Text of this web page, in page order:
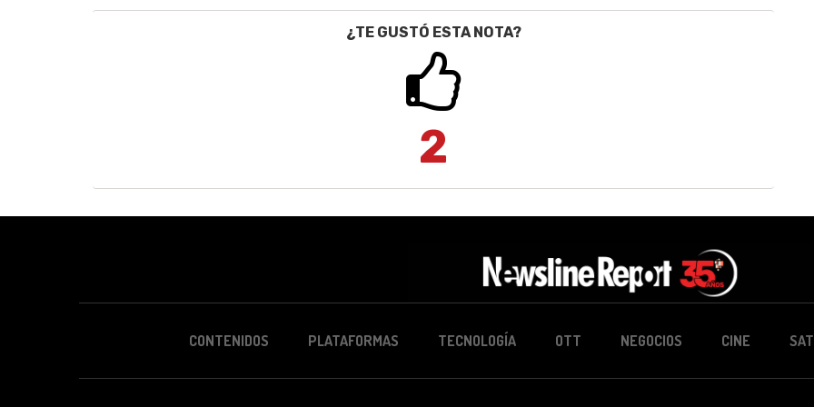
¿TE GUSTÓ ESTA NOTA?
2
CONTENIDOS PLATAFORMAS TECNOLOGÍA OTT NEGOCIOS CINE